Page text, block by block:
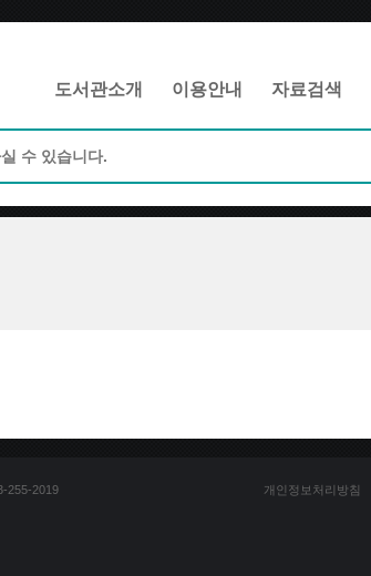
도서관소개 이용안내 자료검색
255-2019
개인정보처리방침